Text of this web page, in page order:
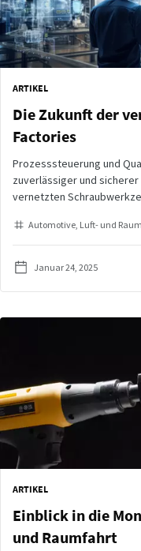
ARTIKEL
Die Zukunft der
Factories
Prozesssteuerung und
zuverlässiger und
vernetzten
Automotive Luft- und
Januar 24, 2025
ARTIKEL
Einblick in die
und Raumfahrt